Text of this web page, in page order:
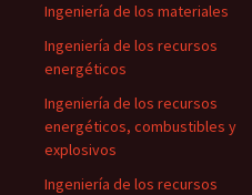
Ingeniería de los materiales
Ingeniería de los recursos
energéticos
Ingeniería de los recursos
energéticos, combustibles y
explosivos
Ingeniería de los recursos